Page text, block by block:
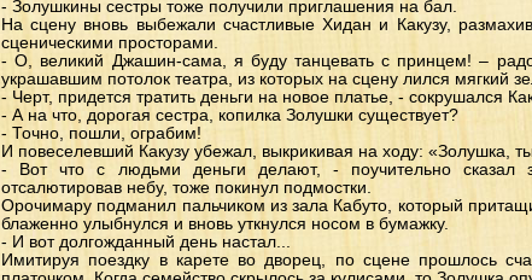
- Золушкины сестры тоже получили приглашения на бал.
На сцену вновь выбежали счастливые Хидан и Какузу,
сценическими просторами.
- О, великий Джашин-сама, я буду танцевать с принцем! –
украшавшим потолок театра, из которых на сцену лился мягкий
- Черт, придется тратить деньги на новое платье, - сокрушался
- А на что, дорогая сестра, копилка Золушки существует?
- Точно, пошли, ограбим!
И повеселевший Какузу убежал, выкрикивая на ходу: «Золушка,
- Вот что с людьми деньги делают, - поучительно сказал
отсалютировав небу, тоже покинул подмостки.
Орочимару подманил пальчиком из зала Кабуто, который
блаженно улыбнулся и вновь уткнулся носом в бумажку.
- И вот долгожданный день настал...
Имитируя поездку в карете во дворец, по сцене прошлось